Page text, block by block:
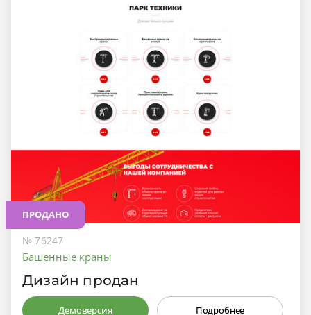
ПРОДАНО
№ 76247
Башенные краны
Дизайн продан
Демоверсия Подробнее